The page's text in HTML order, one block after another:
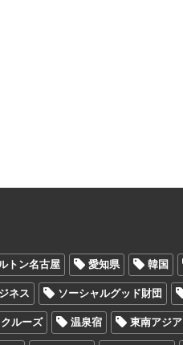
トン名古屋 愛知県 韓国
ネス ソーシャルグッド財団
クルーズ 温泉宿 東南アジア